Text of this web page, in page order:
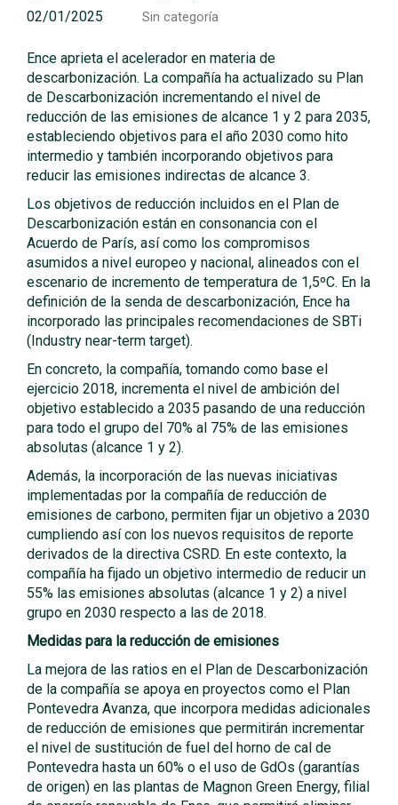
02/01/2025 Sin categoría
Ence aprieta el acelerador en materia de
descarbonización. La compañía ha actualizado su Plan
de Descarbonización incrementando el nivel de
reducción de las emisiones de alcance 1 y 2 para 2035,
estableciendo objetivos para el año 2030 como hito
intermedio y también incorporando objetivos para
reducir las emisiones indirectas de alcance 3.
Los objetivos de reducción incluidos en el Plan de
Descarbonización están en consonancia con el
Acuerdo de París, así como los compromisos
asumidos a nivel europeo y nacional, alineados con el
escenario de incremento de temperatura de 1,5ºC. En la
definición de la senda de descarbonización, Ence ha
incorporado las principales recomendaciones de SBTi
(Industry near-term target).
En concreto, la compañía, tomando como base el
ejercicio 2018, incrementa el nivel de ambición del
objetivo establecido a 2035 pasando de una reducción
para todo el grupo del 70% al 75% de las emisiones
absolutas (alcance 1 y 2).
Además, la incorporación de las nuevas iniciativas
implementadas por la compañía de reducción de
emisiones de carbono, permiten fijar un objetivo a 2030
cumpliendo así con los nuevos requisitos de reporte
derivados de la directiva CSRD. En este contexto, la
compañía ha fijado un objetivo intermedio de reducir un
55% las emisiones absolutas (alcance 1 y 2) a nivel
grupo en 2030 respecto a las de 2018.
Medidas para la reducción de emisiones
La mejora de las ratios en el Plan de Descarbonización
de la compañía se apoya en proyectos como el Plan
Pontevedra Avanza, que incorpora medidas adicionales
de reducción de emisiones que permitirán incrementar
el nivel de sustitución de fuel del horno de cal de
Pontevedra hasta un 60% o el uso de GdOs (garantías
de origen) en las plantas de Magnon Green Energy, filial